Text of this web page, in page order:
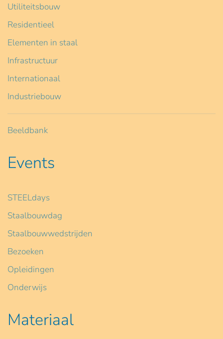
Utiliteitsbouw
Residentieel
Elementen in staal
Infrastructuur
Internationaal
Industriebouw
Beeldbank
Events
STEELdays
Staalbouwdag
Staalbouwwedstrijden
Bezoeken
Opleidingen
Onderwijs
Materiaal